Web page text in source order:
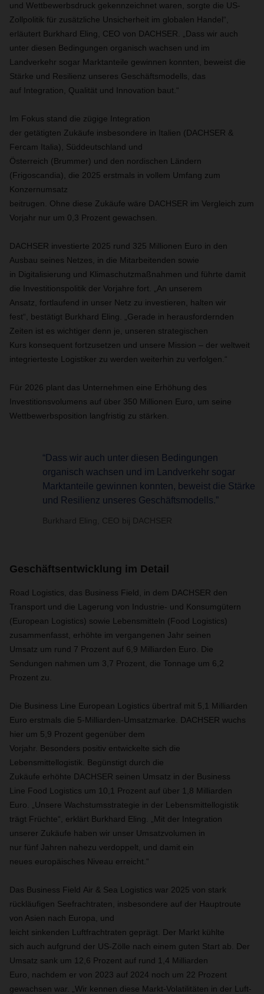
und Wettbewerbsdruck gekennzeichnet waren, sorgte die US-
Zollpolitik für zusätzliche Unsicherheit im globalen Handel“,
erläutert Burkhard Eling, CEO von DACHSER. „Dass wir auch
unter diesen Bedingungen organisch wachsen und im
Landverkehr sogar Marktanteile gewinnen konnten, beweist die
Stärke und Resilienz unseres Geschäftsmodells, das
auf Integration, Qualität und Innovation baut.“
Im Fokus stand die zügige Integration
der getätigten Zukäufe insbesondere in Italien (DACHSER &
Fercam Italia), Süddeutschland und
Österreich (Brummer) und den nordischen Ländern
(Frigoscandia), die 2025 erstmals in vollem Umfang zum
Konzernumsatz
beitrugen. Ohne diese Zukäufe wäre DACHSER im Vergleich zum
Vorjahr nur um 0,3 Prozent gewachsen.
DACHSER investierte 2025 rund 325 Millionen Euro in den
Ausbau seines Netzes, in die Mitarbeitenden sowie
in Digitalisierung und Klimaschutzmaßnahmen und führte damit
die Investitionspolitik der Vorjahre fort. „An unserem
Ansatz, fortlaufend in unser Netz zu investieren, halten wir
fest“, bestätigt Burkhard Eling. „Gerade in herausfordernden
Zeiten ist es wichtiger denn je, unseren strategischen
Kurs konsequent fortzusetzen und unsere Mission – der weltweit
integrierteste Logistiker zu werden weiterhin zu verfolgen.“
Für 2026 plant das Unternehmen eine Erhöhung des
Investitionsvolumens auf über 350 Millionen Euro, um seine
Wettbewerbsposition langfristig zu stärken.
“Dass wir auch unter diesen Bedingungen
organisch wachsen und im Landverkehr sogar
Marktanteile gewinnen konnten, beweist die Stärke
und Resilienz unseres Geschäftsmodells.”
Burkhard Eling, CEO bij DACHSER
Geschäftsentwicklung im Detail
Road Logistics, das Business Field, in dem DACHSER den
Transport und die Lagerung von Industrie- und Konsumgütern
(European Logistics) sowie Lebensmitteln (Food Logistics)
zusammenfasst, erhöhte im vergangenen Jahr seinen
Umsatz um rund 7 Prozent auf 6,9 Milliarden Euro. Die
Sendungen nahmen um 3,7 Prozent, die Tonnage um 6,2
Prozent zu.
Die Business Line European Logistics übertraf mit 5,1 Milliarden
Euro erstmals die 5-Milliarden-Umsatzmarke. DACHSER wuchs
hier um 5,9 Prozent gegenüber dem
Vorjahr. Besonders positiv entwickelte sich die
Lebensmittellogistik. Begünstigt durch die
Zukäufe erhöhte DACHSER seinen Umsatz in der Business
Line Food Logistics um 10,1 Prozent auf über 1,8 Milliarden
Euro. „Unsere Wachstumsstrategie in der Lebensmittellogistik
trägt Früchte“, erklärt Burkhard Eling. „Mit der Integration
unserer Zukäufe haben wir unser Umsatzvolumen in
nur fünf Jahren nahezu verdoppelt, und damit ein
neues europäisches Niveau erreicht.“
Das Business Field Air & Sea Logistics war 2025 von stark
rückläufigen Seefrachtraten, insbesondere auf der Hauptroute
von Asien nach Europa, und
leicht sinkenden Luftfrachtraten geprägt. Der Markt kühlte
sich auch aufgrund der US-Zölle nach einem guten Start ab. Der
Umsatz sank um 12,6 Prozent auf rund 1,4 Milliarden
Euro, nachdem er von 2023 auf 2024 noch um 22 Prozent
gewachsen war. „Wir kennen diese Markt-Volatilitäten in der Luft-